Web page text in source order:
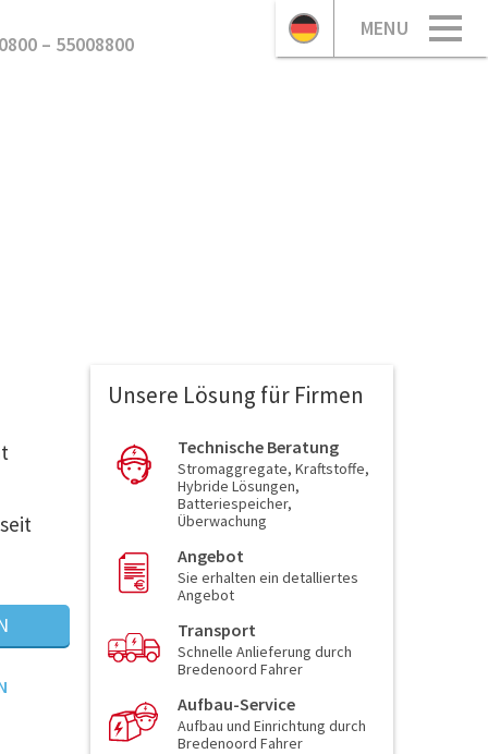
MENU
– 55008800
Unsere Lösung für Firmen
Technische Beratung
Stromaggregate, Kraftstoffe,
Hybride Lösungen,
Batteriespeicher,
Überwachung
Angebot
Sie erhalten ein detalliertes
Angebot
Transport
Schnelle Anlieferung durch
Bredenoord Fahrer
Aufbau-Service
Aufbau und Einrichtung durch
Bredenoord Fahrer